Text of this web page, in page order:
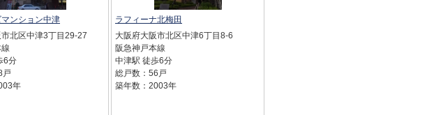
ンション中津
北区中津3丁目29-27
6分
戸
年
ラフィーナ北梅田
大阪府大阪市北区中津6丁目8-6
阪急神戸本線
中津駅 徒歩6分
総戸数：56戸
築年数：2003年